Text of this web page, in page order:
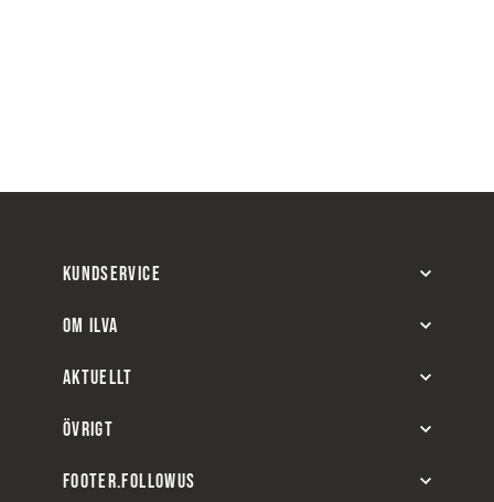
KUNDSERVICE
OM ILVA
AKTUELLT
ÖVRIGT
FOOTER.FOLLOWUS